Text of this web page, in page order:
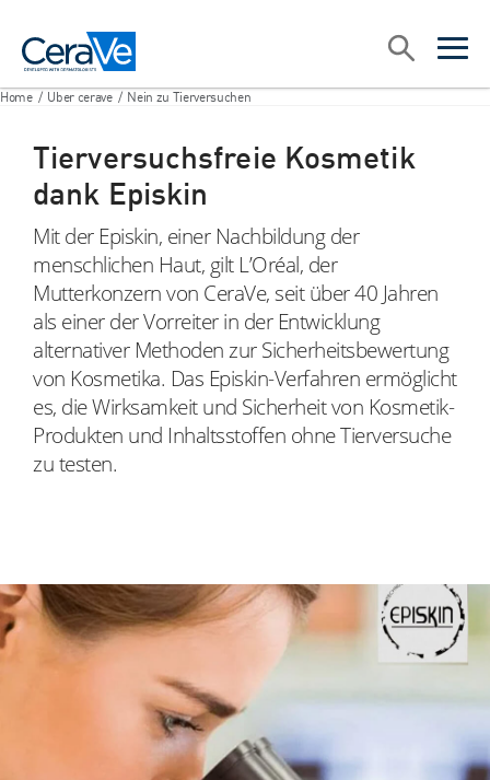
open
open
Suche
Home / Uber cerave / Nein zu Tierversuchen
Tierversuchsfreie Kosmetik
dank Episkin
Mit der Episkin, einer Nachbildung der
menschlichen Haut, gilt L’Oréal, der
Mutterkonzern von CeraVe, seit über 40 Jahren
als einer der Vorreiter in der Entwicklung
alternativer Methoden zur Sicherheitsbewertung
von Kosmetika. Das Episkin-Verfahren ermöglicht
es, die Wirksamkeit und Sicherheit von Kosmetik-
Produkten und Inhaltsstoffen ohne Tierversuche
zu testen.